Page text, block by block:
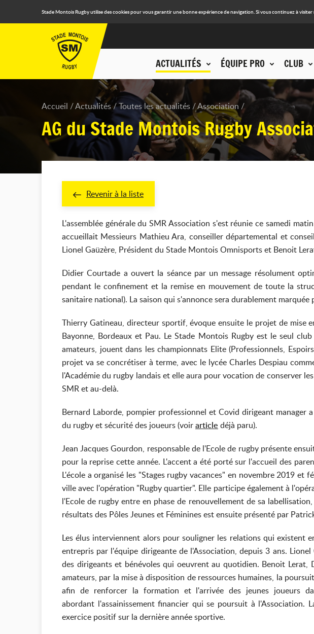
Stade Montois Rugby utilise des cookies pour vous garantir une bonne expérience de navigation. Si vous continuez à
ACTUALITÉS ÉQUIPE PRO CLUB
Accueil Actualités Toutes les actualités Association
AG du Stade Montois Rugby
Revenir à la liste
L'assemblée générale du SMR Association s'est réunie ce samedi
accueillait Messieurs Mathieu Ara, conseiller départemental et
Lionel Gaüzère, Président du Stade Montois Omnisports et Benoit
Didier Courtade a ouvert la séance par un message résolument
pendant le confinement et la remise en mouvement de toute la
sanitaire national). La saison qui s'annonce sera durablement
Thierry Gatineau, directeur sportif, évoque ensuite le projet de mise
Bayonne, Bordeaux et Pau. Le Stade Montois Rugby est le seul
amateurs, jouent dans les championnats Elite (Professionnels,
projet va se concrétiser à terme, avec le lycée Charles Despiau
l'Académie du rugby landais et elle aura pour vocation de conserver
SMR et au-delà.
Bernard Laborde, pompier professionnel et Covid dirigeant
du rugby et sécurité des joueurs (voirarticle déjà paru).
Jean Jacques Gourdon, responsable de l'Ecole de rugby présente
pour la reprise cette année. L'accent a été porté sur l'accueil des
L'école a organisé les "Stages rugby vacances" en novembre 2019
ville avec l'opération "Rugby quartier". Elle participe également à
l'Ecole de rugby entre en phase de renouvellement de sa
résultats des Pôles Jeunes et Féminines est ensuite présenté par
Les élus interviennent alors pour souligner les relations qui
entrepris par l'équipe dirigeante de l'Association, depuis 3 ans.
des dirigeants et bénévoles qui oeuvrent au quotidien. Benoit
amateurs, par la mise à disposition de ressources humaines, la
afin de renforcer la formation et l'arrivée des jeunes joueurs
abordant l'assainissement financier qui se poursuit à
exercice positif sur la dernière année sportive.